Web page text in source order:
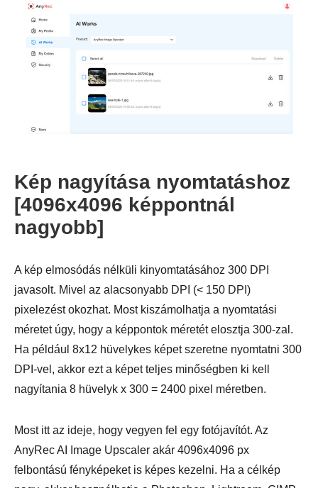
Kép nagyítása nyomtatáshoz
[4096x4096 képpontnál
nagyobb]
A kép elmosódás nélküli kinyomtatásához 300 DPI
javasolt. Mivel az alacsonyabb DPI (< 150 DPI)
pixelezést okozhat. Most kiszámolhatja a nyomtatási
méretet úgy, hogy a képpontok méretét elosztja 300-zal.
Ha például 8x12 hüvelykes képet szeretne nyomtatni 300
DPI-vel, akkor ezt a képet teljes minőségben ki kell
nagyítania 8 hüvelyk x 300 = 2400 pixel méretben.
Most itt az ideje, hogy vegyen fel egy fotójavítót. Az
AnyRec AI Image Upscaler akár 4096x4096 px
felbontású fényképeket is képes kezelni. Ha a célkép